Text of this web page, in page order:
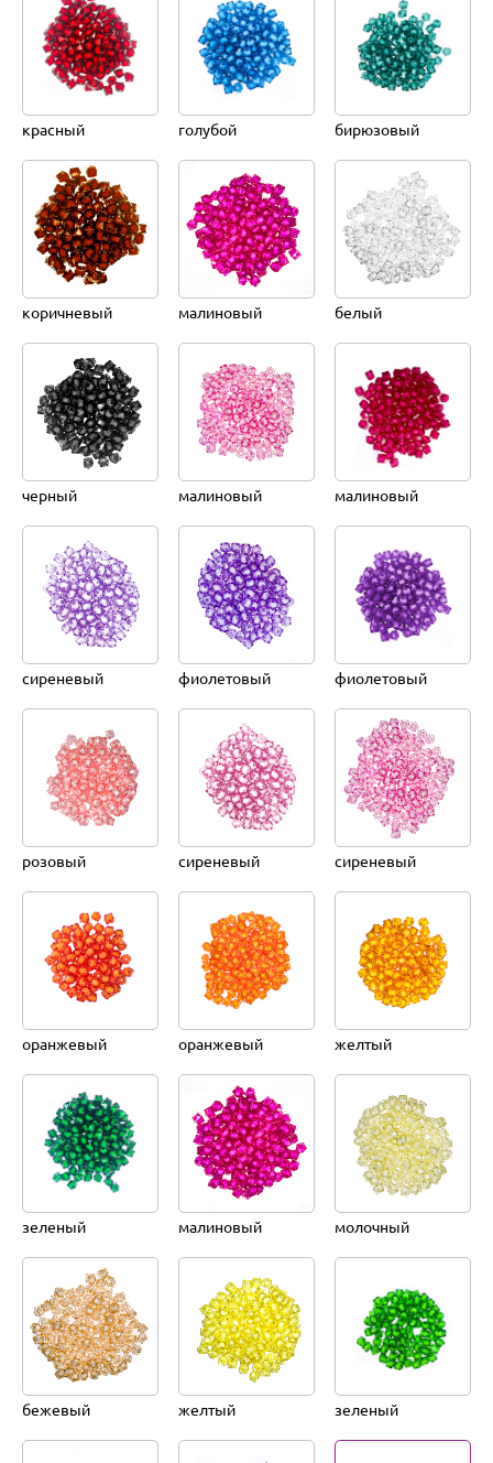
красный голубой бирюзовый
коричневый малиновый белый
черный малиновый малиновый
сиреневый фиолетовый фиолетовый
розовый сиреневый сиреневый
оранжевый оранжевый желтый
зеленый малиновый молочный
бежевый желтый зеленый